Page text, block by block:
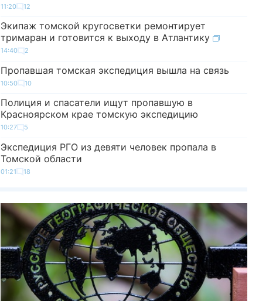
11:20 12
Экипаж томской кругосветки ремонтирует
тримаран и готовится к выходу в Атлантику
14:40 2
Пропавшая томская экспедиция вышла на связь
10:50 10
Полиция и спасатели ищут пропавшую в
Красноярском крае томскую экспедицию
10:27 5
Экспедиция РГО из девяти человек пропала в
Томской области
01:21 18